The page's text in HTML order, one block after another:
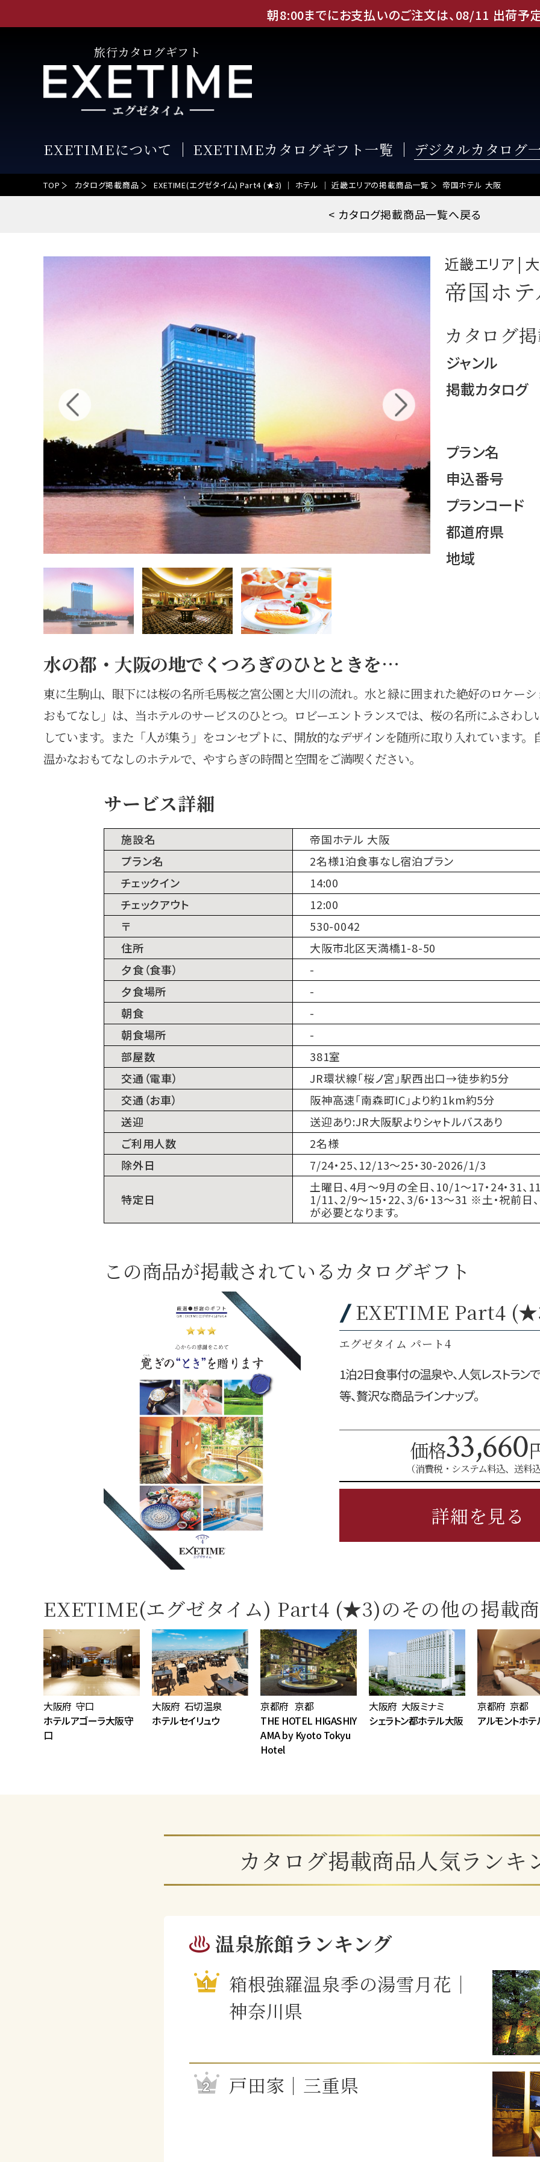
朝8:00までにお支払いのご注文は、08/11 出荷予
旅行カタログギフト
EXETIMEについて EXETIMEカタログギフト一覧 デジタルカタログ
TOP カタログ掲載商品 EXETIME(エグゼタイム) Part4 (★3) ｜ ホテル ｜ 近畿エリアの掲載商品一覧 帝国ホテル 大阪
< カタログ掲載商品一覧へ戻る
近畿エリア |
帝国ホ
カタログ
ジャンル
掲載カタログ
プラン名
申込番号
プランコード
都道府県
地域
水の都・大阪の地でくつろぎのひとときを…
東に生駒山、眼下には桜の名所毛馬桜之宮公園と大川の流れ。水と緑に囲まれた絶好のロケー
おもてなし」は、当ホテルのサービスのひとつ。ロビーエントランスでは、桜の名所にふさわ
しています。また「人が集う」をコンセプトに、開放的なデザインを随所に取り入れています
温かなおもてなしのホテルで、やすらぎの時間と空間をご満喫ください。
サービス詳細
施設名
帝国ホテル 大阪
プラン名
2名様1泊食事なし宿泊プラン
チェックイン
14:00
チェックアウト
12:00
〒
530-0042
住所
大阪市北区天満橋1-8-50
⼣⾷（⾷事）
-
⼣⾷場所
-
朝⾷
-
朝⾷場所
-
部屋数
381室
交通（電⾞）
JR環状線「桜ノ宮」駅西出口→徒歩約5分
交通（お車）
阪神高速「南森町IC」より約1km約5分
送迎
送迎あり:JR大阪駅よりシャトルバスあり
ご利用人数
2名様
除外日
7/24・25、12/13〜25・30-2026/1/3
特定日
土曜日、4月〜9月の全日、10/1〜17・24・31、
1/11、2/9〜15・22、3/6・13〜31 ※土・祝前
が必要となります。
この商品が掲載されているカタログギフト
EXETIME Part4
エグゼタイム パート4
1泊2日食事付の温泉や、人気レストラン
等、贅沢な商品ラインナップ。
価格33,660
（消費税・システム料込、送料込
詳細を見る
EXETIME(エグゼタイム) Part4 (★3)のその他の掲載
大阪府 守口
ホテルアゴーラ大阪守
口
大阪府 石切温泉
ホテルセイリュウ
京都府 京都
THE HOTEL HIGASHIY
AMA by Kyoto Tokyu
Hotel
大阪府 大阪ミナミ
シェラトン都ホテル大阪
京都府 京都
アルモントホ
カタログ掲載商品人気ランキ
温泉旅館ランキング
箱根強羅温泉季の湯雪月花｜
神奈川県
戸田家｜三重県